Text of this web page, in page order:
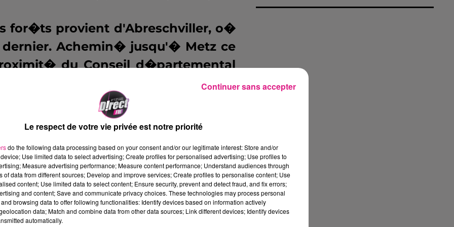
for�ts provient d'Abreschviller, o�
Achemin� jusqu'� Metz ce
du Conseil d�partemental
ÈMoselle passionÈ.
Henri-Pierre
for�ts
, nous en dit plus sur cet
en bois �nergie et sera
chauffage.
pourront �galement admirer
Le respect de votre vie privée est notre priorité
do the following data processing based on your consent and/or our legitimate interest: Store and/or
Use limited data to select advertising; Create profiles for personalised advertising; Use profiles to
Measure advertising performance; Measure content performance; Understand audiences through
of data from different sources; Develop and improve services; Create profiles to personalise content; Use
content; Use limited data to select content; Ensure security, prevent and detect fraud, and fix errors;
and content; Save and communicate privacy choices. These technologies may process personal
browsing data to offer following functionalities: Identify devices based on information actively
data; Match and combine data from other data sources; Link different devices; Identify devices
automatically.
Continuer sans accepter